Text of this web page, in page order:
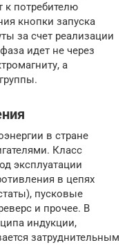
к потребителю
кнопки запуска
за счет реализации
идет не через
а
в стране
Класс
эксплуатации
в цепях
пусковые
и прочее. В
индукции,
затруднительным